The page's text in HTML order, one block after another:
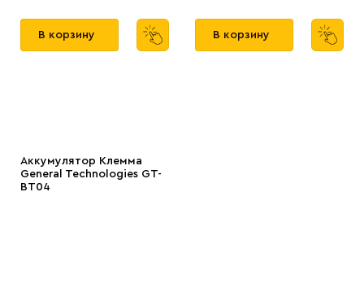
В корзину В корзину
Аккумулятор Клемма
General Technologies GT-
BT04